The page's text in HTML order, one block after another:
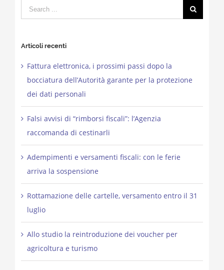
Search
for:
Articoli recenti
Fattura elettronica, i prossimi passi dopo la
bocciatura dell’Autorità garante per la protezione
dei dati personali
Falsi avvisi di “rimborsi fiscali”: l’Agenzia
raccomanda di cestinarli
Adempimenti e versamenti fiscali: con le ferie
arriva la sospensione
Rottamazione delle cartelle, versamento entro il 31
luglio
Allo studio la reintroduzione dei voucher per
agricoltura e turismo